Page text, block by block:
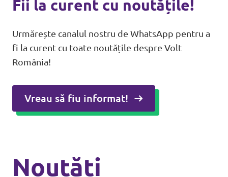
Fii la curent cu noutățile!
Urmărește canalul nostru de WhatsApp pentru a
fi la curent cu toate noutățile despre Volt
România!
Vreau să fiu informat!
Noutăți